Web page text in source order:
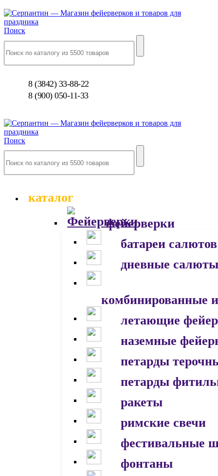
Поиск
8 (3842) 33-88-22
8 (900) 050-11-33
Поиск
каталог
фейерверки
батареи салютов
дневные салюты
комбинированные
летающие
наземные
петарды
петарды
ракеты
римские свечи
фестивальные
фонтаны